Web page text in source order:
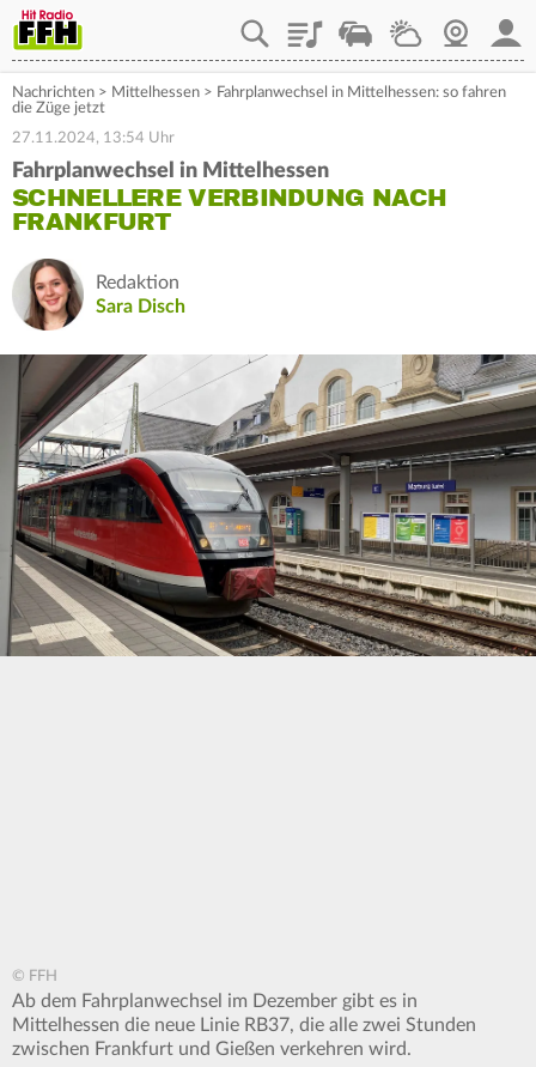
PlaylistStaupilotWetterWebcam
Nachrichten > Mittelhessen > Fahrplanwechsel in Mittelhessen: so fahren
die Züge jetzt
27.11.2024, 13:54 Uhr
Fahrplanwechsel in Mittelhessen
SCHNELLERE VERBINDUNG NACH
FRANKFURT
Redaktion
Sara Disch
© FFH
Ab dem Fahrplanwechsel im Dezember gibt es in
Mittelhessen die neue Linie RB37, die alle zwei Stunden
zwischen Frankfurt und Gießen verkehren wird.